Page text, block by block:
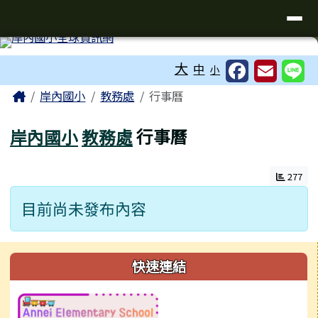
大 中 小
主內容區域
Home岸內國小 教務處 行事曆
岸內國小教務處行事曆
277
目前尚未發布內容
左邊區域內容 快速連結
頁尾區域